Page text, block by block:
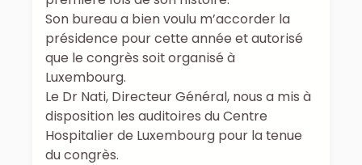
Son bureau a bien voulu m’accorder la
présidence pour cette année et autorisé
que le congrès soit organisé à
Luxembourg.
Le Dr Nati, Directeur Général, nous a mis à
disposition les auditoires du Centre
Hospitalier de Luxembourg pour la tenue
du congrès.